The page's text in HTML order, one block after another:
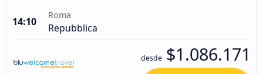
14:10
Roma
Repubblica
desde $1.086.171